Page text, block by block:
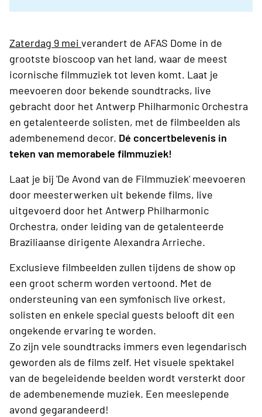
Zaterdag 9 mei verandert de AFAS Dome in de
grootste bioscoop van het land, waar de meest
icornische filmmuziek tot leven komt. Laat je
meevoeren door bekende soundtracks, live
gebracht door het Antwerp Philharmonic Orchestra
en getalenteerde solisten, met de filmbeelden als
adembenemend decor. Dé concertbelevenis in
teken van memorabele filmmuziek!
Laat je bij 'De Avond van de Filmmuziek' meevoeren
door meesterwerken uit bekende films, live
uitgevoerd door het Antwerp Philharmonic
Orchestra, onder leiding van de getalenteerde
Braziliaanse dirigente Alexandra Arrieche.
Exclusieve filmbeelden zullen tijdens de show op
een groot scherm worden vertoond. Met de
ondersteuning van een symfonisch live orkest,
solisten en enkele special guests belooft dit een
ongekende ervaring te worden.
Zo zijn vele soundtracks immers even legendarisch
geworden als de films zelf. Het visuele spektakel
van de begeleidende beelden wordt versterkt door
de adembenemende muziek. Een meeslepende
avond gegarandeerd!